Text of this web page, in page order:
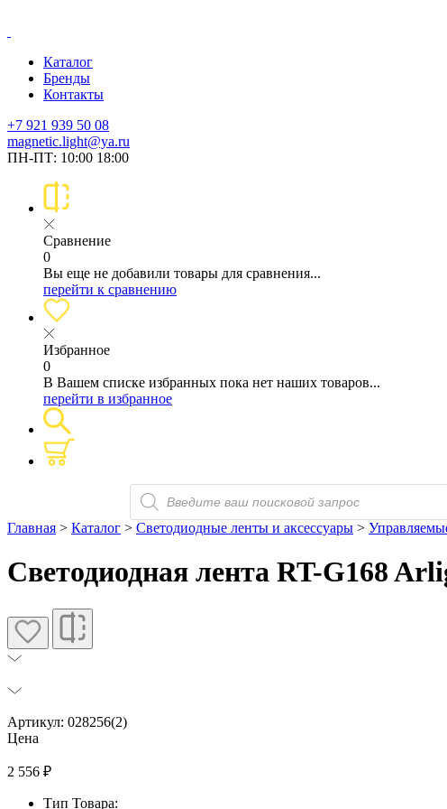
Каталог
Бренды
Контакты
+7 921 939 50 08
magnetic.light@ya.ru
ПН-ПТ: 10:00 18:00
Сравнение
0
Вы еще не добавили товары для сравнения...
перейти к сравнению
Избранное
0
В Вашем списке избранных пока нет наших товаров...
перейти в избранное
Поиск
товаров
Главная > Каталог > Светодиодные ленты и аксессуары >
Светодиодная лента RT-G168
Артикул: 028256(2)
Цена
2 556 ₽
Тип Товара: